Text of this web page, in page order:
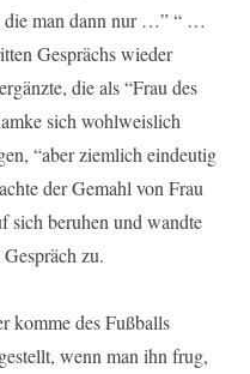
die man dann nur …” “ …
Gesprächs wieder
die als “Frau des
sich wohlweislich
“aber ziemlich eindeutig
der Gemahl von Frau
sich beruhen und wandte
zu.
komme des Fußballs
wenn man ihn frug,